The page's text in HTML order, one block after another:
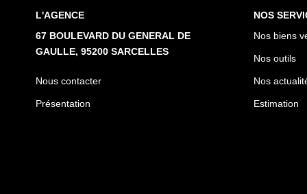
L'AGENCE
67 BOULEVARD DU GENERAL DE
GAULLE, 95200 SARCELLES
Nous contacter
Présentation
NOS
Nos biens
Nos outils
Nos
Estimation